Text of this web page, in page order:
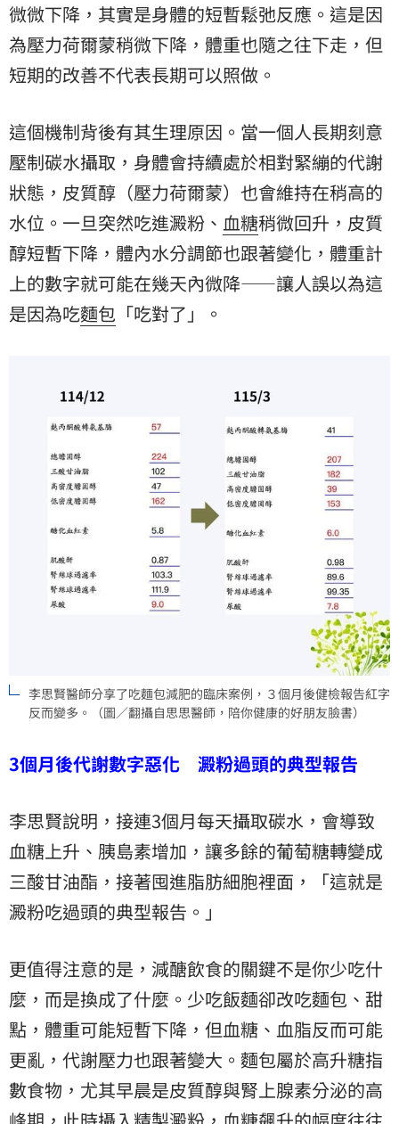
微微下降，其實是身體的短暫鬆弛反應。這是因
為壓力荷爾蒙稍微下降，體重也隨之往下走，但
短期的改善不代表長期可以照做。
這個機制背後有其生理原因。當一個人長期刻意
壓制碳水攝取，身體會持續處於相對緊繃的代謝
狀態，皮質醇（壓力荷爾蒙）也會維持在稍高的
水位。一旦突然吃進澱粉、 血糖稍微回升，皮質
醇短暫下降，體內水分調節也跟著變化，體重計
上的數字就可能在幾天內微降——讓人誤以為這
是因為吃麵包 「吃對了」。
李思賢醫師分享了吃麵包減肥的臨床案例，３個月後健檢報告紅字
反而變多。（圖／翻攝自思思醫師，陪你健康的好朋友臉書）
3個月後代謝數字惡化 澱粉過頭的典型報告
李思賢說明，接連3個月每天攝取碳水，會導致
血糖上升、胰島素增加，讓多餘的葡萄糖轉變成
三酸甘油酯，接著囤進脂肪細胞裡面，「這就是
澱粉吃過頭的典型報告。」
更值得注意的是，減醣飲食的關鍵不是你少吃什
麼，而是換成了什麼。少吃飯麵卻改吃麵包、甜
點，體重可能短暫下降，但血糖、血脂反而可能
更亂，代謝壓力也跟著變大。麵包屬於高升糖指
數食物，尤其早晨是皮質醇與腎上腺素分泌的高